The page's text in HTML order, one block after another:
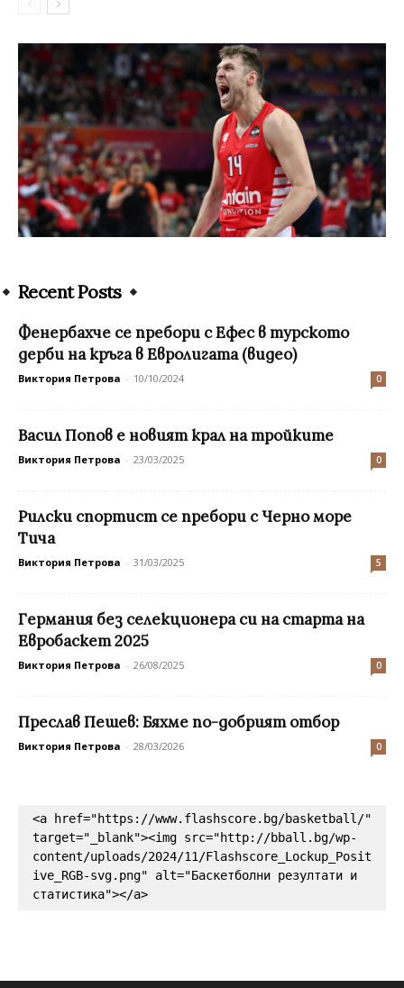
Recent Posts
Фенербахче се пребори с Ефес в турското
дерби на кръга в Евролигата (видео)
Виктория Петрова - 10/10/2024 0
Васил Попов е новият крал на тройките
Виктория Петрова - 23/03/2025 0
Рилски спортист се пребори с Черно море
Тича
Виктория Петрова - 31/03/2025 5
Германия без селекционера си на старта на
Евробаскет 2025
Виктория Петрова - 26/08/2025 0
Преслав Пешев: Бяхме по-добрият отбор
Виктория Петрова - 28/03/2026 0
<a href="https://www.flashscore.bg/basketball/"
target="_blank"><img src="http://bball.bg/wp-
content/uploads/2024/11/Flashscore_Lockup_Posit
ive_RGB-svg.png" alt="Баскетболни резултати и
статистика"></a>